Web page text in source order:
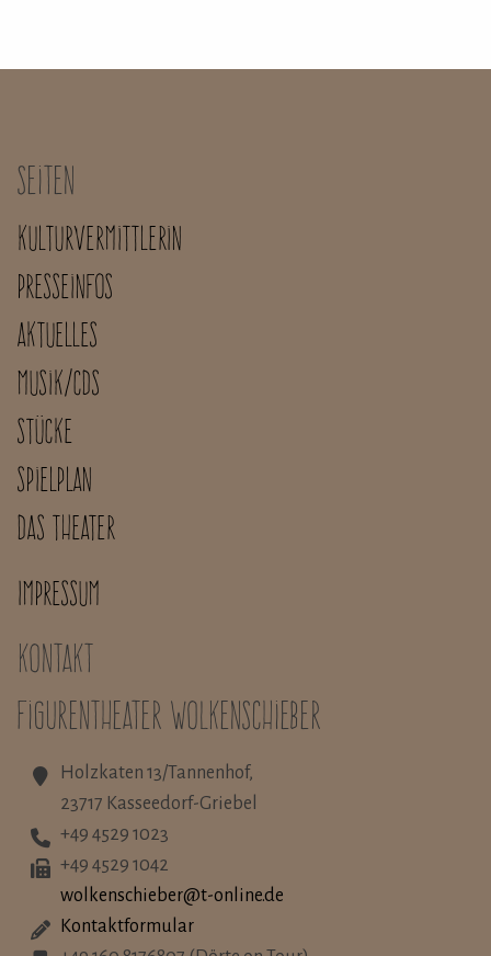
Seiten
Kulturvermittlerin
Presseinfos
Aktuelles
Musik/CDs
Stücke
Spielplan
Das Theater
Impressum
Kontakt
Figurentheater Wolkenschieber
Holzkaten 13/Tannenhof,
23717 Kasseedorf-Griebel
+49 4529 1023
+49 4529 1042
wolkenschieber@t-online.de
Kontaktformular